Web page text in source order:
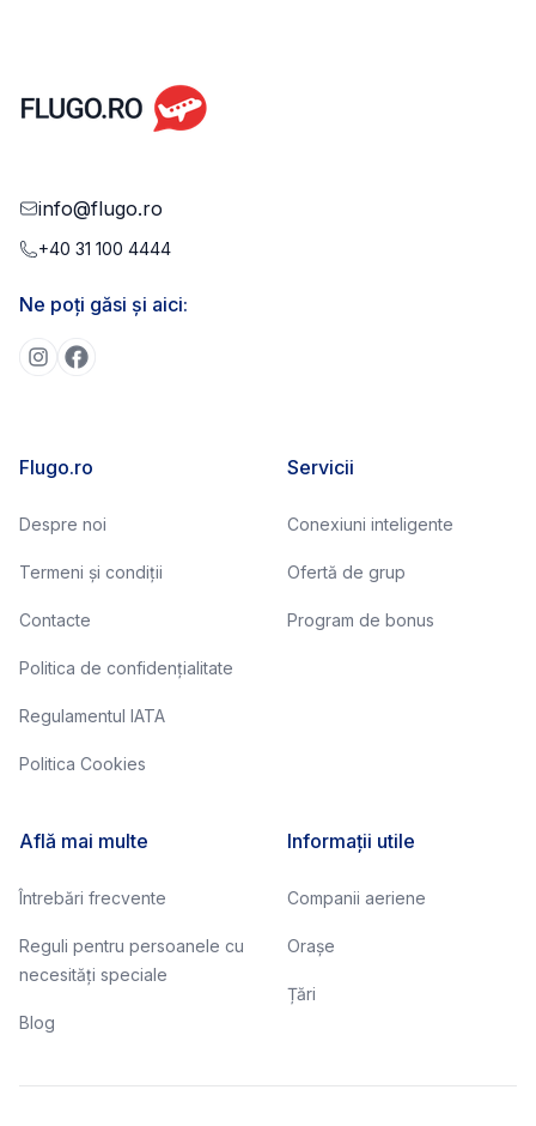
info@flugo.ro
+40 31 100 4444
Ne poți găsi și aici:
Flugo.ro
Despre noi
Termeni și condiții
Contacte
Politica de confidențialitate
Regulamentul IATA
Politica Cookies
Servicii
Conexiuni inteligente
Ofertă de grup
Program de bonus
Află mai multe
Întrebări frecvente
Reguli pentru persoanele cu
necesități speciale
Blog
Informații utile
Companii aeriene
Orașe
Țări